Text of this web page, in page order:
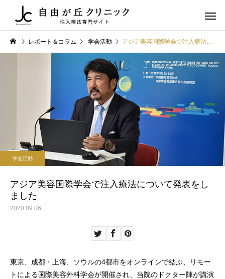
第113回日本美容外科学会
（JSAS） at 虎ノ門
自由が丘クリニック 再
容国際フォーラム
（Jiyugaoka Clinic
ヒアルロン酸注射 ボツリヌス
レポート＆コラム 学会活動 アジア美容国際学会で注入療法について発表をしました
学会活動
アジア美容国際学会で注入療法について発表をし
ました
2020.09.06
東京、成都・上海、ソウルの4都市をオンラインで結ぶ、リモー
トによる国際美容外科学会が開催され、当院のドクター陣が講演